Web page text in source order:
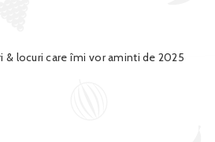
& locuri care îmi vor aminti de 2025